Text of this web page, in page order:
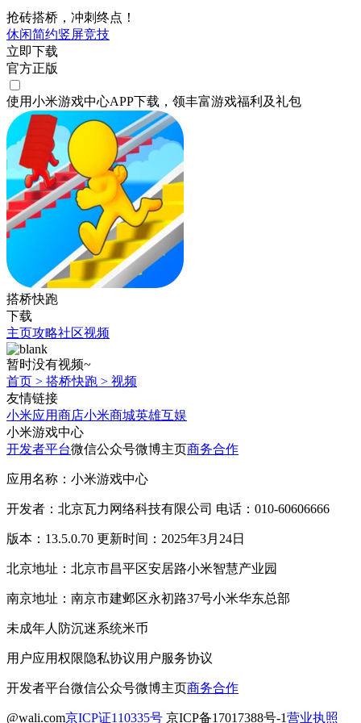
抢砖搭桥，冲刺终点！
休闲简约竖屏竞技
立即下载
官方正版
使用小米游戏中心APP下载 ，领丰富游戏福利 及礼包
搭桥快跑
下载
主页攻略社区视频
暂时没有视频~
首页 > 搭桥快跑 > 视频
友情链接
小米应用商店小米商城英雄互娱
小米游戏中心
开发者平台微信公众号微博主页商务合作
应用名称：小米游戏中心
开发者：北京瓦力网络科技有限公司 电话：010-60606666
版本：13.5.0.70 更新时间：2025年3月24日
北京地址：北京市昌平区安居路小米智慧产业园
南京地址：南京市建邺区永初路37号小米华东总部
未成年人防沉迷系统米币
用户应用权限隐私协议用户服务协议
开发者平台微信公众号微博主页商务合作
@wali.com京ICP证110335号 京ICP备17017388号-1营业执照